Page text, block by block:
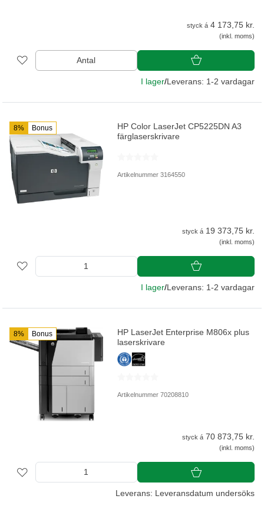
styck á 4 173,75 kr.
(inkl. moms)
Antal
I lager/Leverans: 1-2 vardagar
8% Bonus
HP Color LaserJet CP5225DN A3
färglaserskrivare
Artikelnummer 3164550
styck á 19 373,75 kr.
(inkl. moms)
I lager/Leverans: 1-2 vardagar
8% Bonus
HP LaserJet Enterprise M806x plus
laserskrivare
Artikelnummer 70208810
styck á 70 873,75 kr.
(inkl. moms)
Leverans: Leveransdatum undersöks